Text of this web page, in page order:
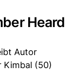
Heard
Autor
Kimbal (50)